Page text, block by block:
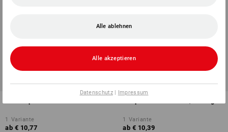
1 Variante
ab € 10,77
1 Variante
ab € 10,39
Alle ablehnen
Alle akzeptieren
Datenschutz| Impressum